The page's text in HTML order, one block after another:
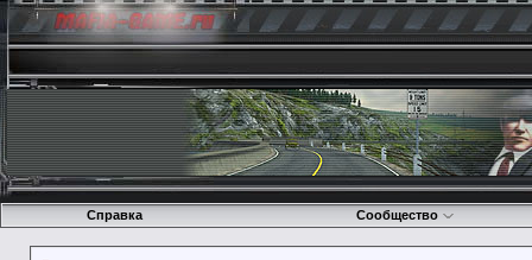
Справка Сообщество